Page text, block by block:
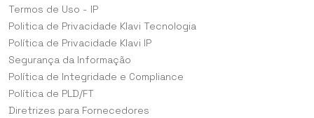
Termos de Uso - IP
Politica de Privacidade Klavi Tecnologia
Política de Privacidade Klavi IP
Segurança da Informação
Política de Integridade e Compliance
Política de PLD/FT
Diretrizes para Fornecedores